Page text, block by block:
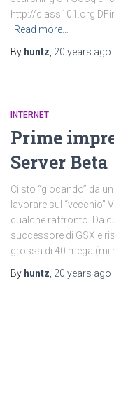
http://class101.org
Read more…
By huntz 20 years ago
INTERNET
Prime
Server Beta
Ci sto “giocando” da
lavorare sul “vecchio”
qualche raffronto. Da
successore di GSX e
grossa di 40 mega (mi
By huntz 20 years ago